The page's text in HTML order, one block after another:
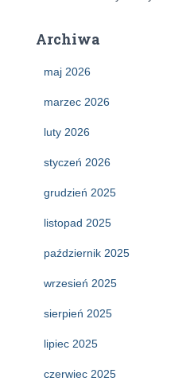
Archiwa
maj 2026
marzec 2026
luty 2026
styczeń 2026
grudzień 2025
listopad 2025
październik 2025
wrzesień 2025
sierpień 2025
lipiec 2025
czerwiec 2025